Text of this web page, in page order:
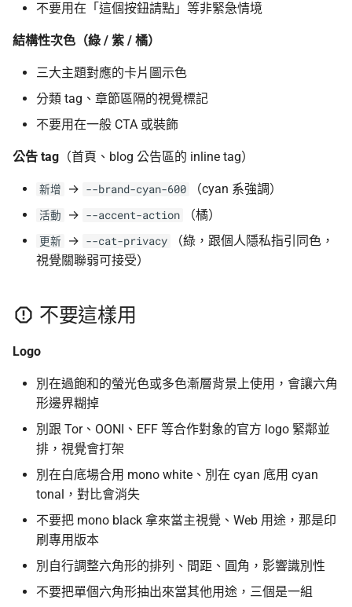
不要用在「這個按鈕請點」等非緊急情境
結構性次色（綠 / 紫 / 橘）
三大主題對應的卡片圖示色
分類 tag、章節區隔的視覺標記
不要用在一般 CTA 或裝飾
公告 tag （首頁、blog 公告區的 inline tag）
新增 → --brand-cyan-600 （cyan 系強調）
活動 → --accent-action （橘）
更新 → --cat-privacy
（綠，跟個人隱私指引同色，
視覺關聯弱可接受）
不要這樣用
Logo
別在過飽和的螢光色或多色漸層背景上使用，會讓六角
形邊界糊掉
別跟 Tor、OONI、EFF 等合作對象的官方 logo 緊鄰並
排，視覺會打架
別在白底場合用 mono white、別在 cyan 底用 cyan
tonal，對比會消失
不要把 mono black 拿來當主視覺、Web 用途，那是印
刷專用版本
別自行調整六角形的排列、間距、圓角，影響識別性
不要把單個六角形抽出來當其他用途，三個是一組